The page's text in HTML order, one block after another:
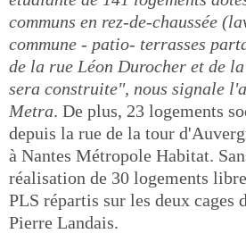
communs en rez-de-chaussée
commune - patio- terrasses
de la rue Léon Durocher et de
sera construite", nous signale
Metra. De plus, 23 logements
depuis la rue de la tour
à Nantes Métropole Habitat.
réalisation de 30 logements
PLS répartis sur les deux cages
Pierre Landais.